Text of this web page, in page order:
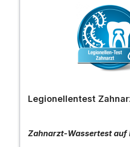
Legionellentest
Zahnarzt-Wassertest auf